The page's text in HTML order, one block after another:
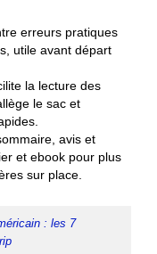
erreurs pratiques
utile avant départ
la lecture des
le sac et
avis et
et ebook pour plus
sur place.
: les 7